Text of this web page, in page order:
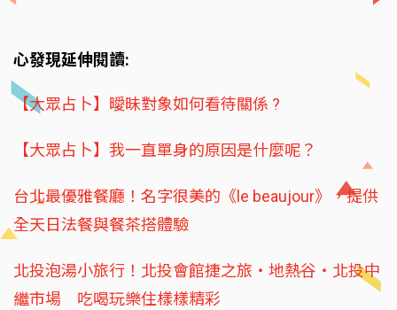
心發現延伸閱讀:
【大眾占卜】曖昧對象如何看待關係 ?
【大眾占卜】我一直單身的原因是什麼呢？
台北最優雅餐廳！名字很美的《le beaujour》，提供
全天日法餐與餐茶搭體驗
北投泡湯小旅行！北投會館捷之旅‧地熱谷‧北投中
繼市場 吃喝玩樂住樣樣精彩